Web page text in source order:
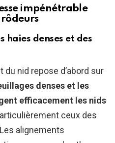
impénétrable
haies denses et des
du nid repose d’abord sur
denses et les
efficacement les nids
ceux des
alignements